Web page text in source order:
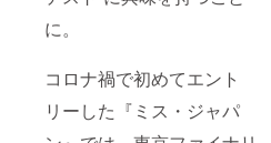
に。
コロナ禍で初めてエント
リーした『ミス・ジャパ